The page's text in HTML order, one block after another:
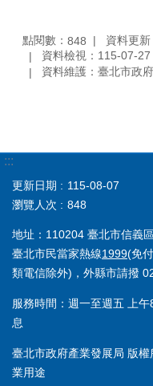
點閱數： 848
資料更
資料檢視：115-07-27
資料維護：臺北市政
:::
更新日期
115-08-07
瀏覽人次
848
地址：110204 臺北市信義
臺北市民當家熱線1999(免
類電信除外)，外縣市請撥
服務時間：週一至週五 上
息
臺北市政府產業發展局 版
業用途